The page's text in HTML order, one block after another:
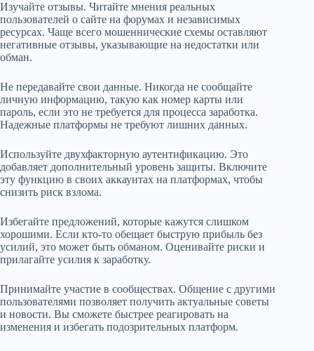
Изучайте отзывы. Читайте мнения реальных
пользователей о сайте на форумах и независимых
ресурсах. Чаще всего мошеннические схемы оставляют
негативные отзывы, указывающие на недостатки или
обман.
Не передавайте свои данные. Никогда не сообщайте
личную информацию, такую как номер карты или
пароль, если это не требуется для процесса заработка.
Надежные платформы не требуют лишних данных.
Используйте двухфакторную аутентификацию. Это
добавляет дополнительный уровень защиты. Включите
эту функцию в своих аккаунтах на платформах, чтобы
снизить риск взлома.
Избегайте предложений, которые кажутся слишком
хорошими. Если кто-то обещает быструю прибыль без
усилий, это может быть обманом. Оценивайте риски и
прилагайте усилия к заработку.
Принимайте участие в сообществах. Общение с другими
пользователями позволяет получить актуальные советы
и новости. Вы сможете быстрее реагировать на
изменения и избегать подозрительных платформ.